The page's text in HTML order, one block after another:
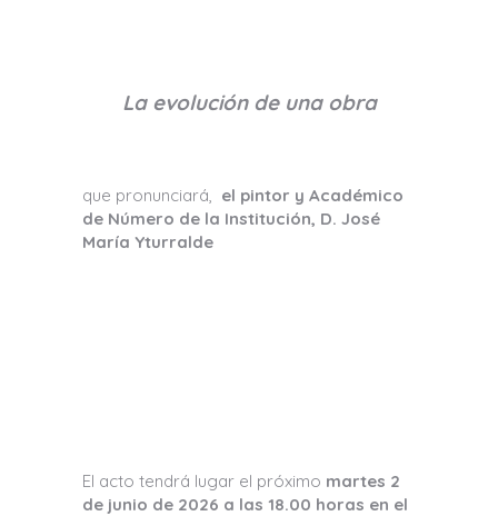
La evolución de una obra
que pronunciará, el pintor y Académico
de Número de la Institución, D. José
María Yturralde
El acto tendrá lugar el próximo martes 2
de junio de 2026 a las 18.00 horas en el